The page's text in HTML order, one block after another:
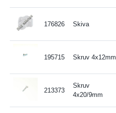
176826 Skiva
195715 Skruv 4x12mm
213373
Skruv
4x20/9mm